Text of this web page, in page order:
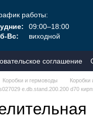
работы:
09:00–18:00
Вс:
виходной
соглашение
Коробки и гермоводы
Коробки
e.db.stand.200.200 d70